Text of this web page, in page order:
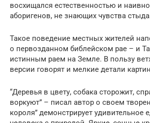
восхищался естественностью и
аборигенов, не знающих чувства
Такое поведение местных жителей
о первозданном библейском рае – и
истинным раем на Земле. В пользу
версии говорят и мелкие детали
“Деревья в цвету, собака сторожит,
воркуют” – писал автор о своем
короля” демонстрирует удивительное